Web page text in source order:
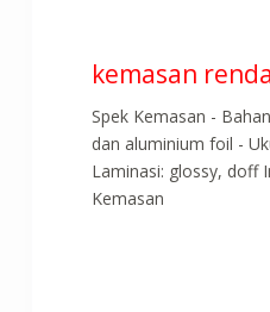
kemasan
Spek Kemasan -
dan aluminium foil -
Laminasi: glossy, doff
Kemasan